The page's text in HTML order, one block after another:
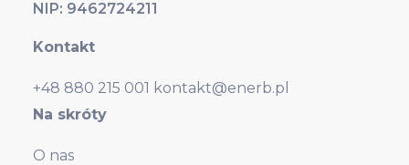
NIP: 9462724211
Kontakt
+48 880 215 001 kontakt@enerb.pl
Na skróty
O nas